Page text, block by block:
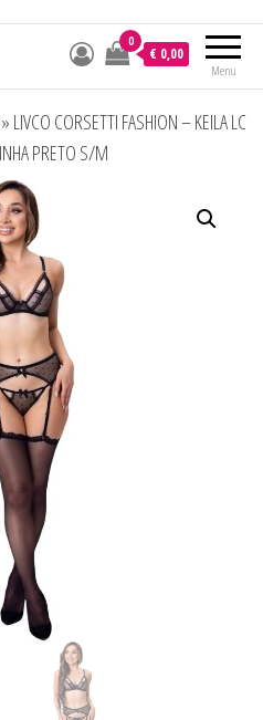
Menu
0
€ 0,00
» LIVCO CORSETTI FASHION – KEILA LC
PRETO S/M